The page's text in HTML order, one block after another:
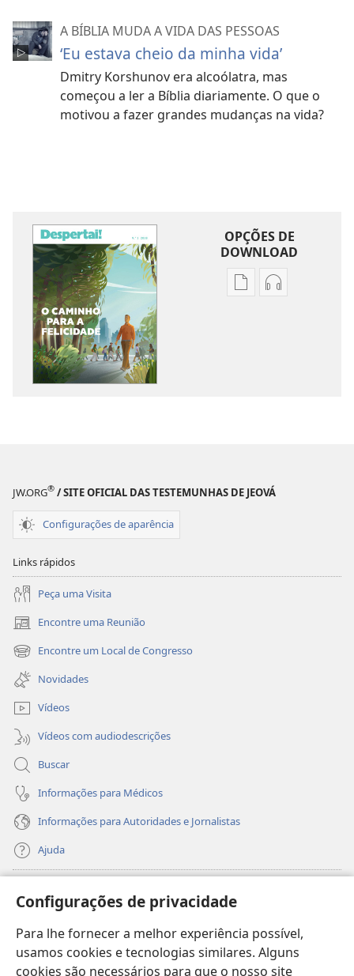
Configurações de privacidade
Para lhe fornecer a melhor experiência possível,
usamos cookies e tecnologias similares. Alguns
cookies são necessários para que o nosso site
A BÍBLIA MUDA A VIDA DAS PESSOAS
‘Eu estava cheio da minha vida’
Dmitry Korshunov era alcoólatra, mas
começou a ler a Bíblia diariamente. O que o
motivou a fazer grandes mudanças na vida?
OPÇÕES DE
DOWNLOAD
OpçõesOpções
JW.ORG® / SITE OFICIAL DAS TESTEMUNHAS DE JEOVÁ
Configurações de aparência
Links rápidos
Peça uma Visita
Encontre uma Reunião
(abre
nova
janela)
Encontre um Local de Congresso
(abre
nova
janela)
Novidades
Vídeos
Vídeos com audiodescrições
Buscar
Informações para Médicos
Informações para Autoridades e Jornalistas
Ajuda
(abre
nova
janela)
Biblioteca On-line da Torre de Vigia™
(abre
nova
janela)JW Hub